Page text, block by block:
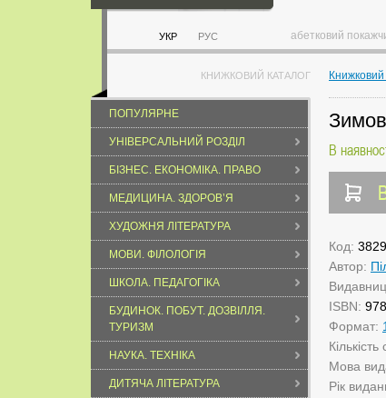
УКР РУС абетковий
КНИЖКОВИЙ КАТАЛОГ
ПОПУЛЯРНЕ
УНІВЕРСАЛЬНИЙ РОЗДІЛ
БІЗНЕС. ЕКОНОМІКА. ПРАВО
МЕДИЦИНА. ЗДОРОВ’Я
ХУДОЖНЯ ЛІТЕРАТУРА
МОВИ. ФІЛОЛОГІЯ
ШКОЛА. ПЕДАГОГІКА
БУДИНОК. ПОБУТ. ДОЗВІЛЛЯ.
ТУРИЗМ
НАУКА. ТЕХНІКА
ДИТЯЧА ЛІТЕРАТУРА
Книжковий
В
Код:
Автор:
ISBN:
Формат:
Кількість
Мова
Рік